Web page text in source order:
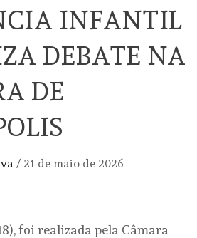
INFANTIL
DEBATE NA
DE
/ 21 de maio de 2026
foi realizada pela Câmara